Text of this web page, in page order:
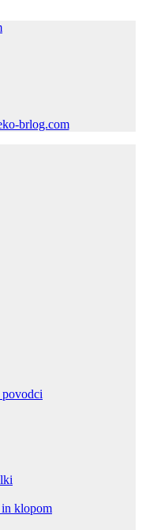
brlog.com
in klopom